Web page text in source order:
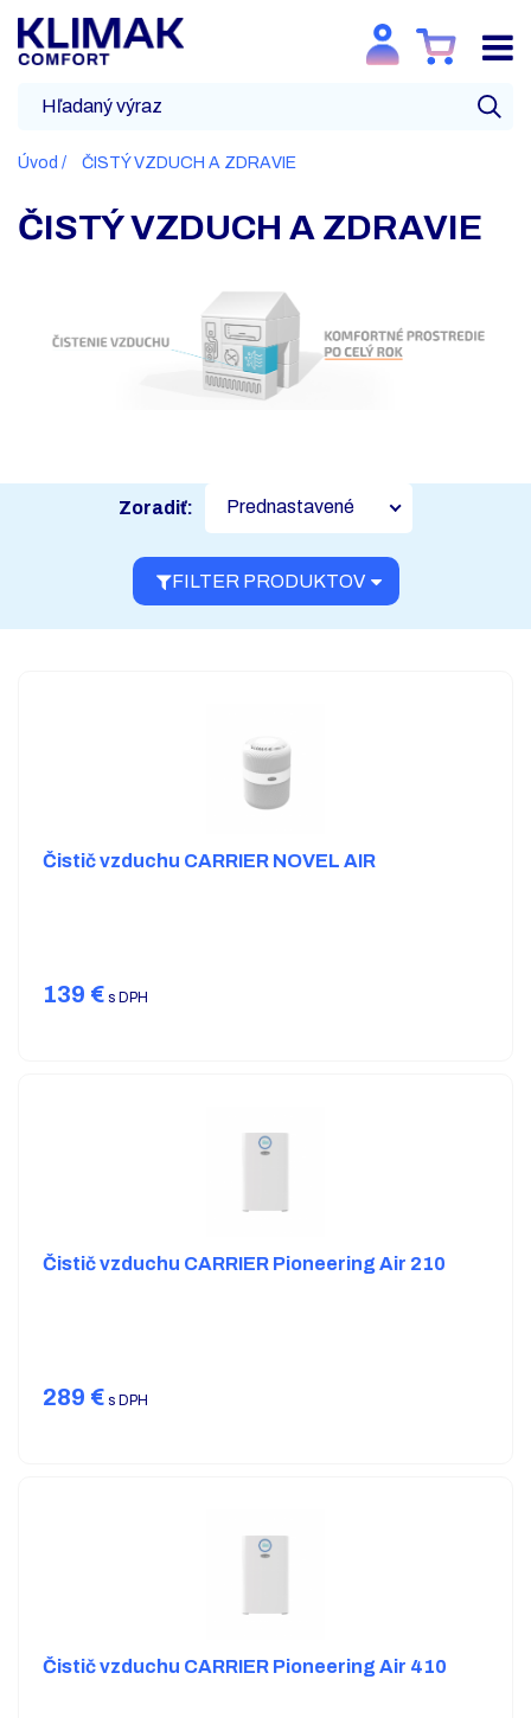
Úvod ČISTÝ VZDUCH A ZDRAVIE
ČISTÝ VZDUCH A ZDRAVIE
FILTER PRODUKTOV
Zoradiť: Prednastavené
Čistič vzduchu CARRIER NOVEL AIR
139 € s DPH
Čistič vzduchu CARRIER Pioneering Air 210
289 € s DPH
Čistič vzduchu CARRIER Pioneering Air 410